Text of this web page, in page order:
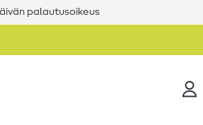
palautusoikeus